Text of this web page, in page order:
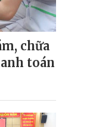
chữa
toán